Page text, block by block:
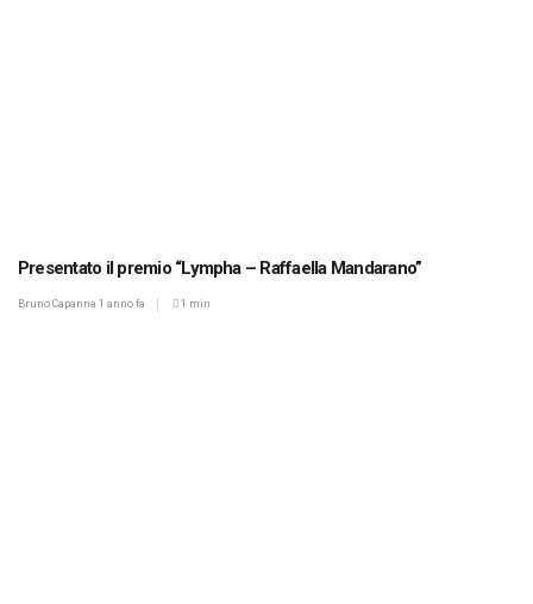
Presentato il premio “Lympha – Raffaella Mandarano”
Bruno Capanna 1 anno fa 1 min